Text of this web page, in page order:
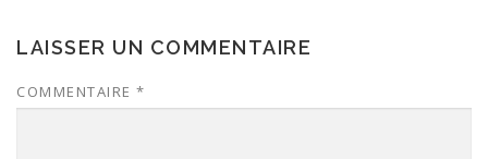
LAISSER UN COMMENTAIRE
COMMENTAIRE *